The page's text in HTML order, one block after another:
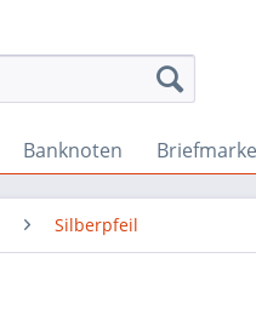
Banknoten
Silberpfeil